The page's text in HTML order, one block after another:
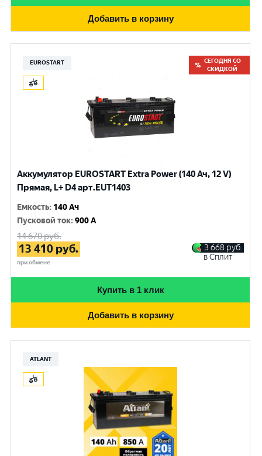
Добавить в корзину
EUROSTART
СЕГОДНЯ СО
СКИДКОЙ
Аккумулятор EUROSTART Extra Power (140 Ач, 12 V)
Прямая, L+ D4 арт.EUT1403
Емкость: 140 Ач
Пусковой ток:900 A
14 670руб.
13 410 руб.
при обмене
3 668 руб.
в Сплит
Купить в 1 клик
Добавить в корзину
ATLANT